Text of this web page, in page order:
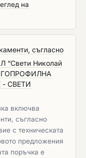
на
съгласно
“Свети Николай
СВЕТИ
включва
съгласно
с техническата
предложения
поръчка е